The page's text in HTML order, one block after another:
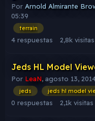
Por Arnold Almirante
05:39
terrain
4 respuestas 2,8k visitas
Jeds HL Model
Por LeaN, agosto 13,
jeds jeds hl model
0 respuestas 2,1k visitas